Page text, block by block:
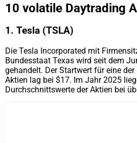
10 volatile Daytrading
1. Tesla (TSLA)
Die Tesla Incorporated mit
Bundesstaat Texas wird seit dem
gehandelt. Der Startwert für eine
Aktien lag bei $17. Im Jahr 2025
Durchschnittswerte der Aktien bei